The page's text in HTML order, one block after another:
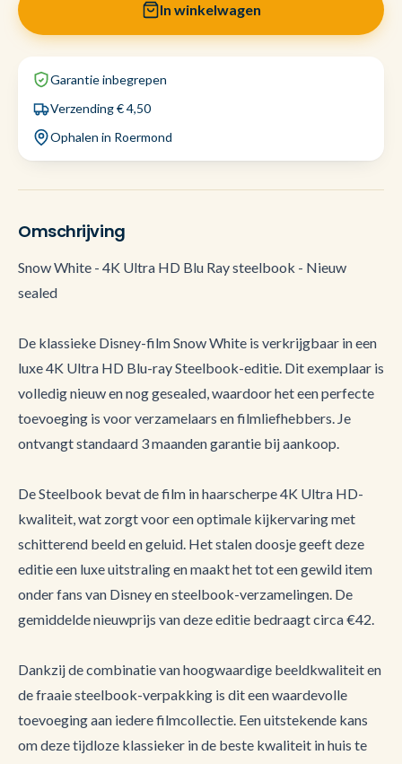
In winkelwagen
Garantie inbegrepen
Verzending € 4,50
Ophalen in Roermond
Omschrijving
Snow White - 4K Ultra HD Blu Ray steelbook - Nieuw
sealed
De klassieke Disney-film Snow White is verkrijgbaar in een
luxe 4K Ultra HD Blu-ray Steelbook-editie. Dit exemplaar is
volledig nieuw en nog gesealed, waardoor het een perfecte
toevoeging is voor verzamelaars en filmliefhebbers. Je
ontvangt standaard 3 maanden garantie bij aankoop.
De Steelbook bevat de film in haarscherpe 4K Ultra HD-
kwaliteit, wat zorgt voor een optimale kijkervaring met
schitterend beeld en geluid. Het stalen doosje geeft deze
editie een luxe uitstraling en maakt het tot een gewild item
onder fans van Disney en steelbook-verzamelingen. De
gemiddelde nieuwprijs van deze editie bedraagt circa €42.
Dankzij de combinatie van hoogwaardige beeldkwaliteit en
de fraaie steelbook-verpakking is dit een waardevolle
toevoeging aan iedere filmcollectie. Een uitstekende kans
om deze tijdloze klassieker in de beste kwaliteit in huis te